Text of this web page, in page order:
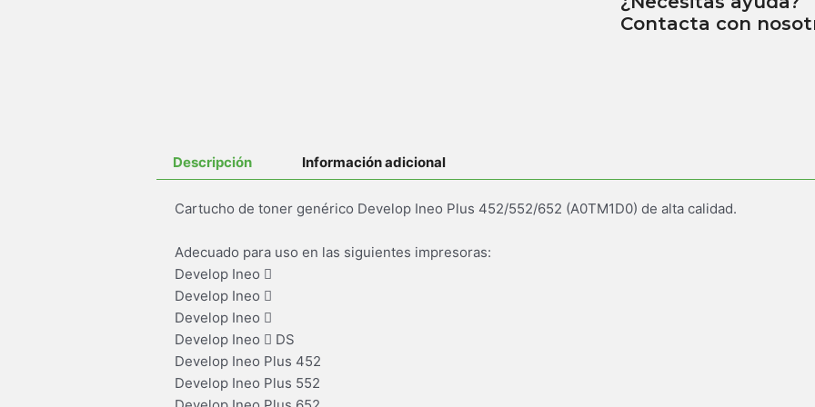
Contacta con
Descripción Información adicional
Cartucho de toner genérico Develop Ineo Plus 452/552/652 (A0TM1D0) de alta calidad.
Adecuado para uso en las siguientes impresoras:
Develop Ineo 
Develop Ineo 
Develop Ineo 
Develop Ineo  DS
Develop Ineo Plus 452
Develop Ineo Plus 552